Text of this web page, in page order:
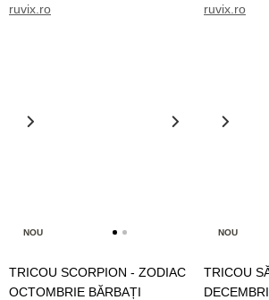
NOU
TRICOU SCORPION - ZODIAC
OCTOMBRIE BĂRBAȚI
NOU
TRICOU